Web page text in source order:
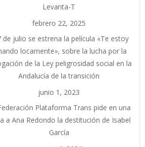
Levanta-T
febrero 22, 2025
de julio se estrena la película «Te estoy
locamente», sobre la lucha por la
de la Ley peligrosidad social en la
Andalucía de la transición
junio 1, 2023
Plataforma Trans pide en una
a Ana Redondo la destitución de Isabel
García